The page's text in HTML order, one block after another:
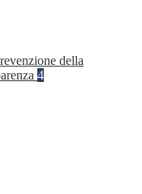
della
4